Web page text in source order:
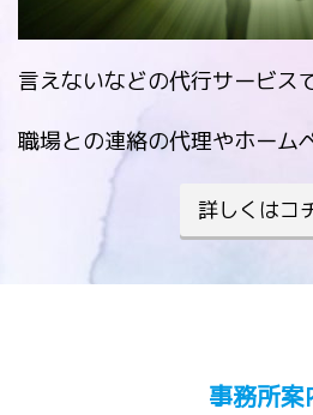
言えないなどの代行サービス
職場との連絡の代理やホーム
詳しくはコ
事務所案